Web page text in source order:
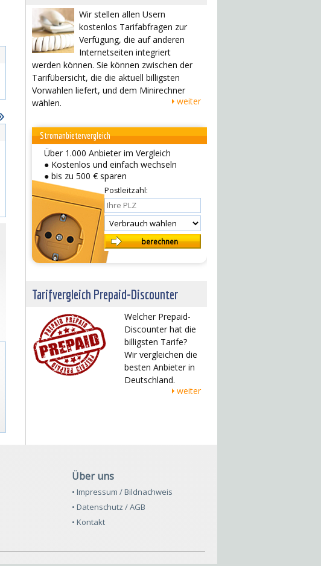
Wir stellen allen Usern
kostenlos Tarifabfragen zur
Verfügung, die auf anderen
Internetseiten integriert
werden können. Sie können zwischen der
Tarifübersicht, die die aktuell billigsten
Vorwahlen liefert, und dem Minirechner
wählen.
weiter
Stromanbietervergleich
Über 1.000 Anbieter im Vergleich
● Kostenlos und einfach wechseln
● bis zu 500 € sparen
Postleitzahl:
Tarifvergleich Prepaid-Discounter
Welcher Prepaid-
Discounter hat die
billigsten Tarife?
Wir vergleichen die
besten Anbieter in
Deutschland.
weiter
Über uns
• Impressum / Bildnachweis
• Datenschutz / AGB
• Kontakt